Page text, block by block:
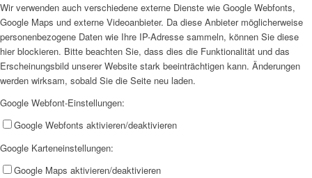
Wir verwenden auch verschiedene externe Dienste wie Google Webfonts,
Google Maps und externe Videoanbieter. Da diese Anbieter möglicherweise
personenbezogene Daten wie Ihre IP-Adresse sammeln, können Sie diese
hier blockieren. Bitte beachten Sie, dass dies die Funktionalität und das
Erscheinungsbild unserer Website stark beeinträchtigen kann. Änderungen
werden wirksam, sobald Sie die Seite neu laden.
Google Webfont-Einstellungen:
Google Webfonts aktivieren/deaktivieren
Google Karteneinstellungen:
Google Maps aktivieren/deaktivieren